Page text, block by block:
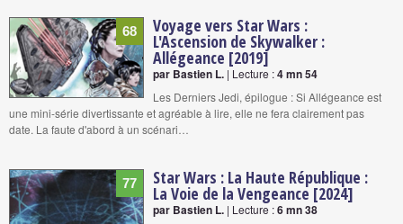
68 Voyage vers Star Wars :
L'Ascension de Skywalker :
Allégeance [2019]
par Bastien L. | Lecture :4 mn 54
Les Derniers Jedi, épilogue : Si Allégeance est
une mini-série divertissante et agréable à lire, elle ne fera clairement pas
date. La faute d'abord à un scénari…
77 Star Wars : La Haute République :
La Voie de la Vengeance [2024]
par Bastien L. | Lecture :6 mn 38